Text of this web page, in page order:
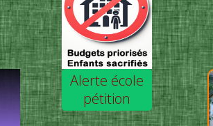
Alerte école
pétition